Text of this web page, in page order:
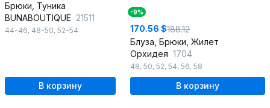
Брюки, Туника
BUNABOUTIQUE 21511
44-46, 48-50, 52-54
В корзину
-9%
170.56 $188.12
Блуза, Брюки, Жилет
Орхидея 1704
48, 50, 52, 54, 56, 58
В корзину